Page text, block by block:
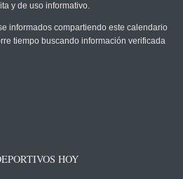
y de uso informativo.
informados compartiendo este calendario
tiempo buscando información verificada
HOY